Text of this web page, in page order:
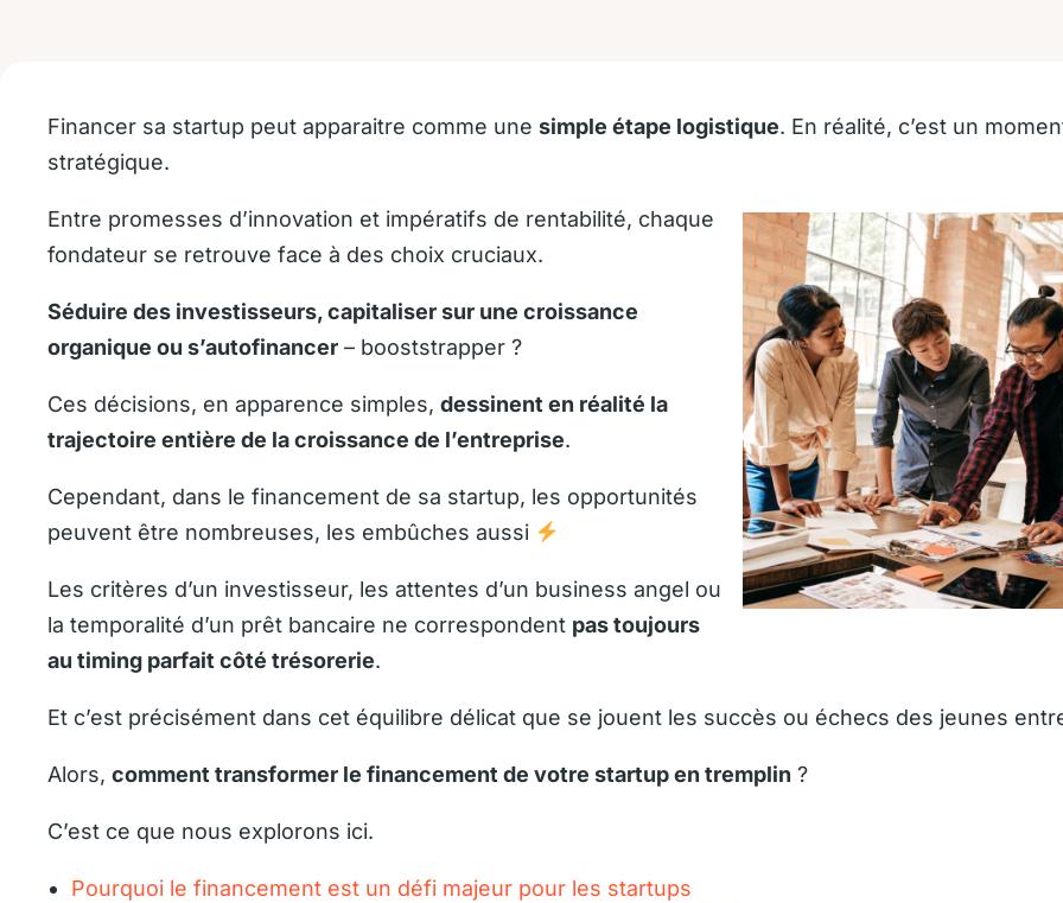
Financer sa startup peut apparaitre comme une simple étape logistique. En réalité, c’est un
stratégique.
Entre promesses d’innovation et impératifs de rentabilité, chaque
fondateur se retrouve face à des choix cruciaux.
Séduire des investisseurs, capitaliser sur une croissance
organique ou s’autofinancer – booststrapper ?
Ces décisions, en apparence simples, dessinent en réalité la
trajectoire entière de la croissance de l’entreprise.
Cependant, dans le financement de sa startup, les opportunités
peuvent être nombreuses, les embûches aussi
Les critères d’un investisseur, les attentes d’un business angel ou
la temporalité d’un prêt bancaire ne correspondent pas toujours
au timing parfait côté trésorerie.
Et c’est précisément dans cet équilibre délicat que se jouent les succès ou échecs des jeunes
Alors, comment transformer le financement de votre startup en tremplin ?
C’est ce que nous explorons ici.
Pourquoi le financement est un défi majeur pour les startups